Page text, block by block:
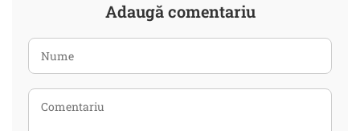
Adaugă comentariu